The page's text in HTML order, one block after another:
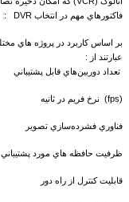
فاکتورهاي مهم در انتخاب DVR :
عبارتند از :
تعداد دوربين‌هاي قابل پشتيباني
نرخ فريم در ثانيه (fps)
فناوري فشرده‌سازي تصوير
ظرفيت حافظه هاي مورد پشتيباني
قابليت کنترل از راه دور